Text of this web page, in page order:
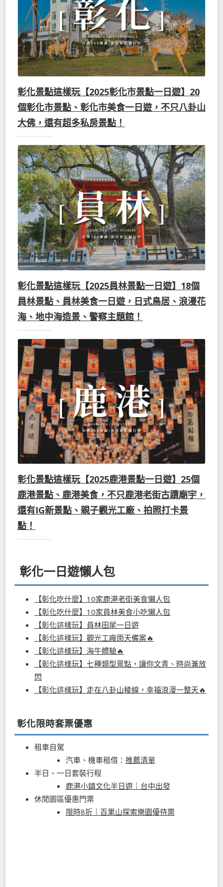
彰化景點這樣玩【2025彰化市景點一日遊】20
個彰化市景點、彰化市美食一日遊，不只八卦山
大佛，還有超多私房景點！
彰化景點這樣玩【2025員林景點一日遊】18個
員林景點、員林美食一日遊，日式鳥居、浪漫花
海、地中海造景、警察主題館！
彰化景點這樣玩【2025鹿港景點一日遊】25個
鹿港景點、鹿港美食，不只鹿港老街古蹟廟宇，
還有IG新景點、親子觀光工廠、拍照打卡景
點！
彰化一日遊懶人包
【彰化吃什麼】10家鹿港老街美食懶人包
【彰化吃什麼】10家員林美食小吃懶人包
【彰化這樣玩】員林田尾一日遊
【彰化這樣玩】觀光工廠雨天備案🔥
【彰化這樣玩】海牛體驗🔥
【彰化這樣玩】七種類型景點，讓你文青、時尚兼放
閃
【彰化這樣玩】走在八卦山稜線，幸福浪漫一整天🔥
彰化限時套票優惠
租車自駕
汽車、機車租借： 推薦清單
半日、一日套裝行程
鹿港小鎮文化半日遊｜台中出發
休閒園區優惠門票
限時8折｜百果山探索樂園優待票